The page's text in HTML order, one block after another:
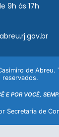
9h às 17h
de Abreu.
reservados.
E POR VOCÊ,
Secretaria de